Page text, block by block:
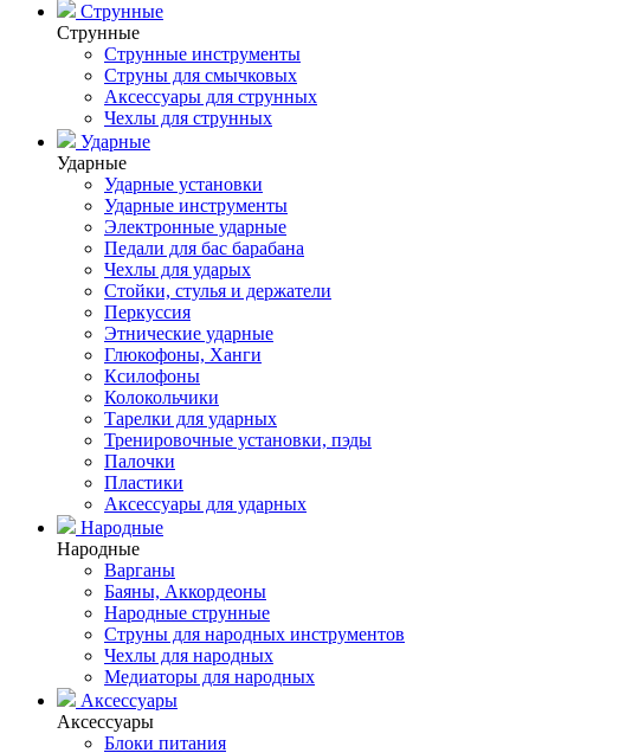
Струнные
Струнные
Струнные инструменты
Струны для смычковых
Аксессуары для струнных
Чехлы для струнных
Ударные
Ударные
Ударные установки
Ударные инструменты
Электронные ударные
Педали для бас барабана
Чехлы для ударых
Стойки, стулья и держатели
Перкуссия
Этнические ударные
Глюкофоны, Ханги
Ксилофоны
Колокольчики
Тарелки для ударных
Тренировочные установки, пэды
Палочки
Пластики
Аксессуары для ударных
Народные
Народные
Варганы
Баяны, Аккордеоны
Народные струнные
Струны для народных инструментов
Чехлы для народных
Медиаторы для народных
Аксессуары
Аксессуары
Блоки питания